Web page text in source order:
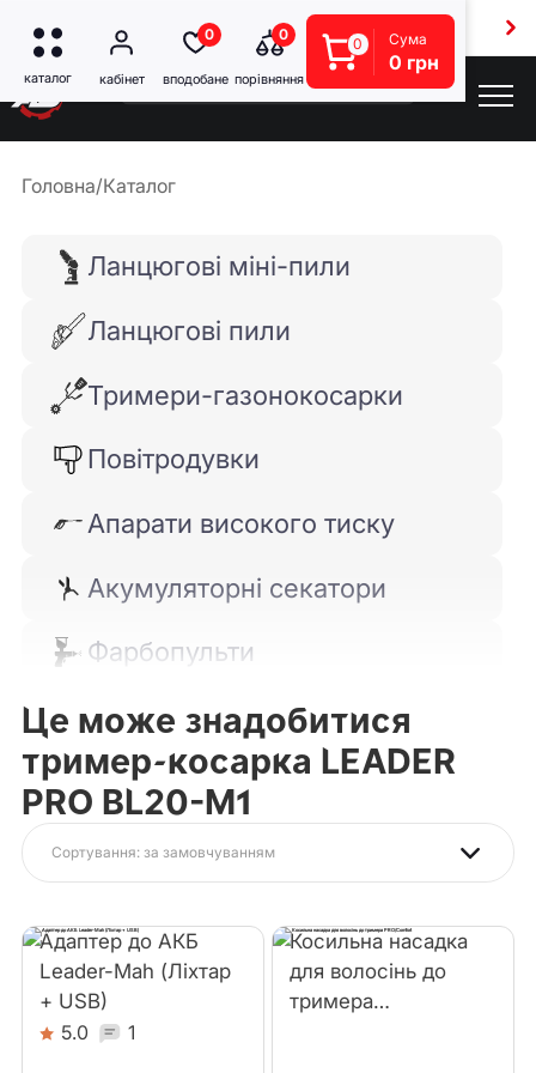
Безкоштовна доставка від 5000 грн
0 0
0 Сума
0 грн
Головна/Каталог
Ланцюгові міні-пили
Ланцюгові пили
Тримери-газонокосарки
Повітродувки
Апарати високого тиску
Акумуляторні секатори
Фарбопульти
Кущорізи
Набори Leader
Шурупокрути і викрутки
Кутові шліфмашини
Ліхтарі
Це може знадобитися
тример-косарка LEADER
PRO BL20-M1
Сортування: за замовчуванням
Адаптер до АКБ
Leader-Mah (Ліхтар
+ USB)
5.0 1
Косильна насадка
для волосінь до
тримера